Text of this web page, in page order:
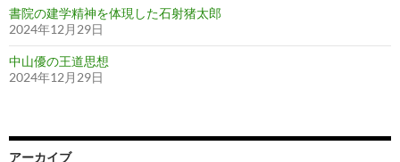
書院の建学精神を体現した石射猪太郎
2024年12月29日
中山優の王道思想
2024年12月29日
アーカイブ